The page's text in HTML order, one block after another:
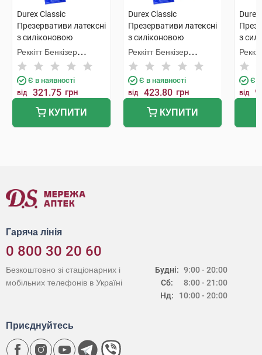
Durex Classic
Презервативи латексні
з силіконовою
змазкою класичні 12
шт
Реккітт Бенкізер
Хелскер
Мануфектурінг
Є в наявності
від 321.75 грн
КУПИТИ
Durex Classic
Презервативи латексні
з силіконовою
змазкою класичні 18
шт
Реккітт Бенкізер
Хелскер
Мануфектурінг
Є в наявності
від 423.80 грн
КУПИТИ
з
Є в
від
Гаряча лінія
0 800 30 20 60
Будні:
Сб:
Нд:
9:00 - 20:00
8:00 - 21:00
10:00 - 20:00
Безкоштовно зі стаціонарних і
мобільних телефонів в Україні
Приєднуйтесь